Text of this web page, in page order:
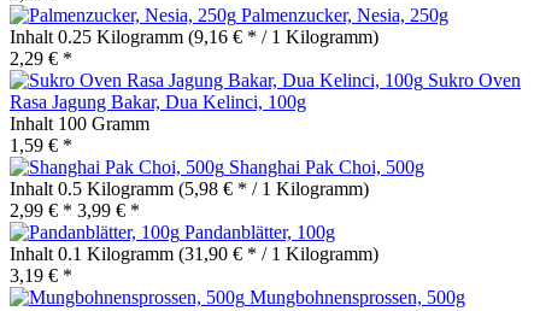
Palmenzucker, Nesia, 250g
Inhalt 0.25 Kilogramm (9,16 € * / 1 Kilogramm)
2,29 € *
Sukro Oven
Rasa Jagung Bakar, Dua Kelinci, 100g
Inhalt 100 Gramm
1,59 € *
Shanghai Pak Choi, 500g
Inhalt 0.5 Kilogramm (5,98 € * / 1 Kilogramm)
2,99 € * 3,99 € *
Pandanblätter, 100g
Inhalt 0.1 Kilogramm (31,90 € * / 1 Kilogramm)
3,19 € *
Mungbohnensprossen, 500g